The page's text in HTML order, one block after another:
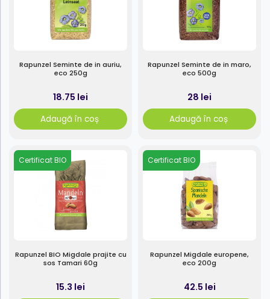
Rapunzel Seminte de in auriu,
eco 250g
18.75 lei
Adaugă în coș
Rapunzel Seminte de in maro,
eco 500g
28 lei
Adaugă în coș
Certificat BIO
Rapunzel BIO Migdale prajite cu
sos Tamari 60g
15.3 lei
Certificat BIO
Rapunzel Migdale europene,
eco 200g
42.5 lei